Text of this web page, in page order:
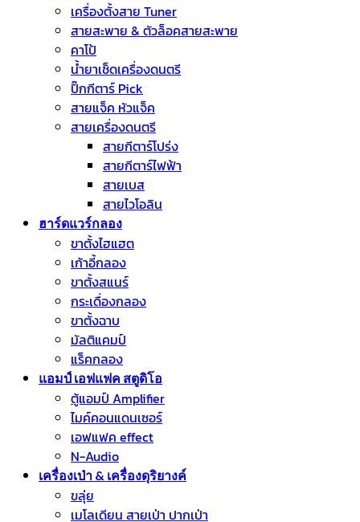
เครื่องตั้งสาย Tuner
สายสะพาย & ตัวล็อคสายสะพาย
คาโป้
น้ำยาเช็ดเครื่องดนตรี
ปิ๊กกีตาร์ Pick
สายแจ็ค หัวแจ็ค
สายเครื่องดนตรี
สายกีตาร์โปร่ง
สายกีตาร์ไฟฟ้า
สายเบส
สายไวโอลิน
ฮาร์ดแวร์กลอง
ขาตั้งไฮแฮต
เก้าอี้กลอง
ขาตั้งสแนร์
กระเดื่องกลอง
ขาตั้งฉาบ
มัลติแคมป์
แร็คกลอง
แอมป์ เอฟแฟค สตูดิโอ
ตู้แอมป์ Amplifier
ไมค์คอนแดนเซอร์
เอฟแฟค effect
N-Audio
เครื่องเป่า & เครื่องดุริยางค์
ขลุ่ย
เมโลเดียน สายเป่า ปากเป่า